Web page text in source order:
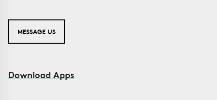
MESSAGE US
Download Apps